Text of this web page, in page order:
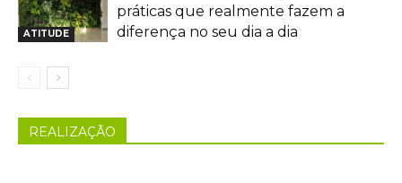
ATITUDE
práticas que realmente fazem a
diferença no seu dia a dia
REALIZAÇÃO